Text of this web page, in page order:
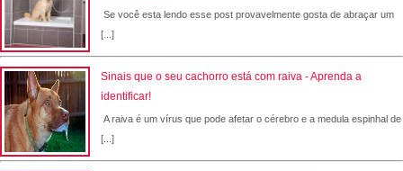
Se você esta lendo esse post provavelmente gosta de abraçar um
[...]
Sinais que o seu cachorro está com raiva - Aprenda a
identificar!
A raiva é um vírus que pode afetar o cérebro e a medula espinhal de
[...]